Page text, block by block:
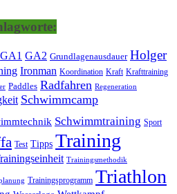
GA1 GA2 Grundlagenausdauer Holger
Ironman Koordination Kraft Krafttraining
Paddles Radfahren Regeneration
Schwimmcamp
Schwimmtraining Sport
Test Tipps Training
Trainingsmethodik
Trainingsprogramm Triathlon